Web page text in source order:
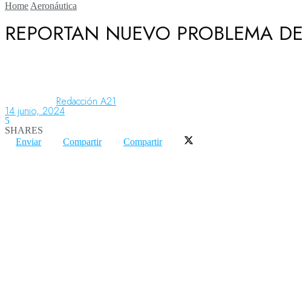
Aeronáutica
Aeropuertos
Home Aeronáutica
REPORTAN NUEVO PROBLEMA
Redacción A21
14 junio, 2024
5
SHARES
Enviar
Compartir Compartir